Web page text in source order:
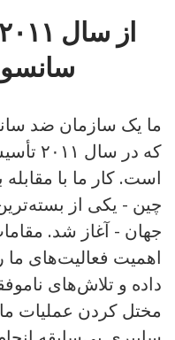
ترکمنستان در دسترس
ما یک سازمان ضد
که در
است. کار ما با مقابله
چین - یکی از
جهان - آغاز شد.
اهمیت فعالیت‌های
داده و تلاش‌های
مختل کردن عملیات